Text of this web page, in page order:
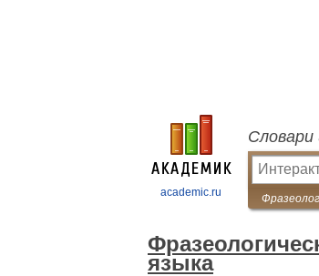
academic.ru
Словари
языка